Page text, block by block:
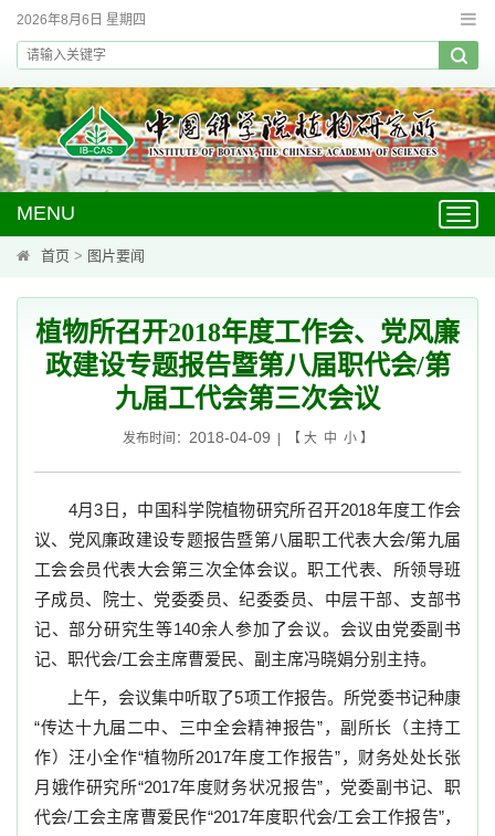
2026年8月6日 星期四
MENU
首页 > 图片要闻
植物所召开2018年度工作会、党风廉
政建设专题报告暨第八届职代会/第
九届工代会第三次会议
发布时间： 2018-04-09 | 【 大 中 小】
4月3 日，中国科学院植物研究所召开2018年度工作会
议、党风廉政建设专题报告暨第八届职工代表大会/第九届
工会会员代表大会第三次全体会议。职工代表、所领导班
子成员、院士、党委委员、纪委委员、中层干部、支部书
记、部分研究生等140余人参加了会议。会议由党委副书
记、职代会/工会主席曹爱民、副主席冯晓娟分别主持。
上午，会议集中听取了5项工作报告。所党委书记种康
“传达十九届二中、三中全会精神报告”，副所长（主持工
作）汪小全作“植物所2017年度工作报告”，财务处处长张
月娥作研究所“2017年度财务状况报告”，党委副书记、职
代会/工会主席曹爱民作“2017年度职代会/工会工作报告”，